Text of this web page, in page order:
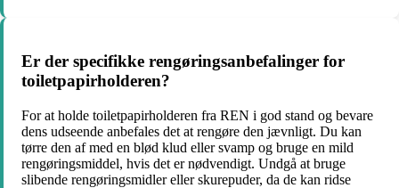
Er der specifikke rengøringsanbefalinger for
toiletpapirholderen?
For at holde toiletpapirholderen fra REN i god stand og bevare
dens udseende anbefales det at rengøre den jævnligt. Du kan
tørre den af med en blød klud eller svamp og bruge en mild
rengøringsmiddel, hvis det er nødvendigt. Undgå at bruge
slibende rengøringsmidler eller skurepuder, da de kan ridse